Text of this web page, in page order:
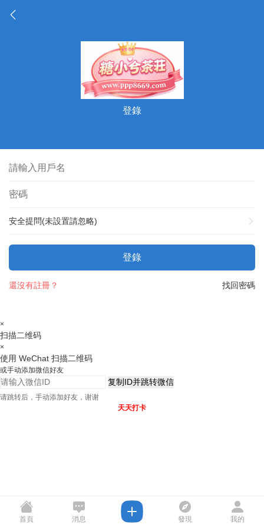
登錄
安全提問(未設置請忽略)
登錄
找回密碼
還沒有註冊？
×
扫描二维码
×
使用 WeChat 扫描二维码
或手动添加微信好友
复制ID并跳转微信
请跳转后，手动添加好友，谢谢
天天打卡
首頁 消息 發現 我的